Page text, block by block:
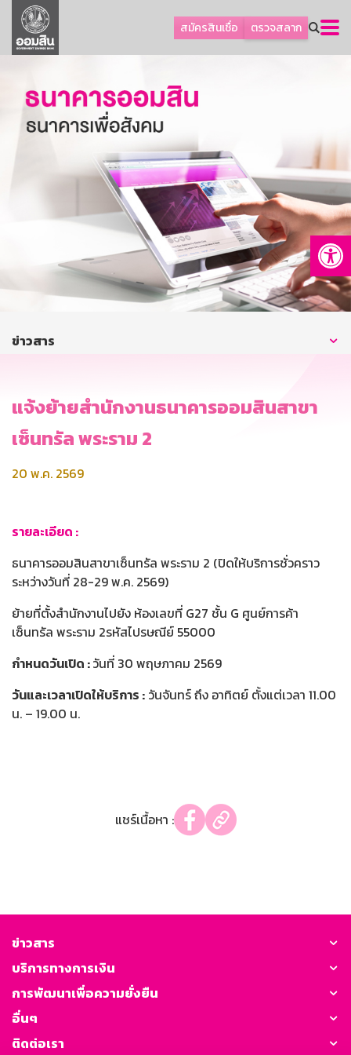
สมัครสินเชื่อ ตรวจสลาก
ลูกค้าธุรกิจ
ลูกค้าผู้ประกอบรายย่อย
ออมเพื่อสุข
เกี่ยวกับธนาคาร
การพัฒนาที่ยั่งยืน
บริการทางการเงิน
ติดต่อเรา
บริการออนไลน์
ข่าวสาร
แจ้งย้ายสำนักงานธนาคารออมสินสาขา
เซ็นทรัล พระราม 2
20 พ.ค. 2569
รายละเอียด :
ธนาคารออมสินสาขาเซ็นทรัล พระราม 2 (ปิดให้บริการชั่วคราว
ระหว่างวันที่ 28-29 พ.ค. 2569)
ย้ายที่ตั้งสำนักงานไปยัง ห้องเลขที่ G27 ชั้น G ศูนย์การค้า
เซ็นทรัล พระราม 2รหัสไปรษณีย์ 55000
กำหนดวันเปิด :วันที่ 30 พฤษภาคม 2569
วันและเวลาเปิดให้บริการ : วันจันทร์ ถึง อาทิตย์ ตั้งแต่เวลา 11.00
น. – 19.00 น.
แชร์เนื้อหา :
ข่าวสาร
บริการทางการเงิน
การพัฒนาเพื่อความยั่งยืน
อื่นๆ
ติดต่อเรา